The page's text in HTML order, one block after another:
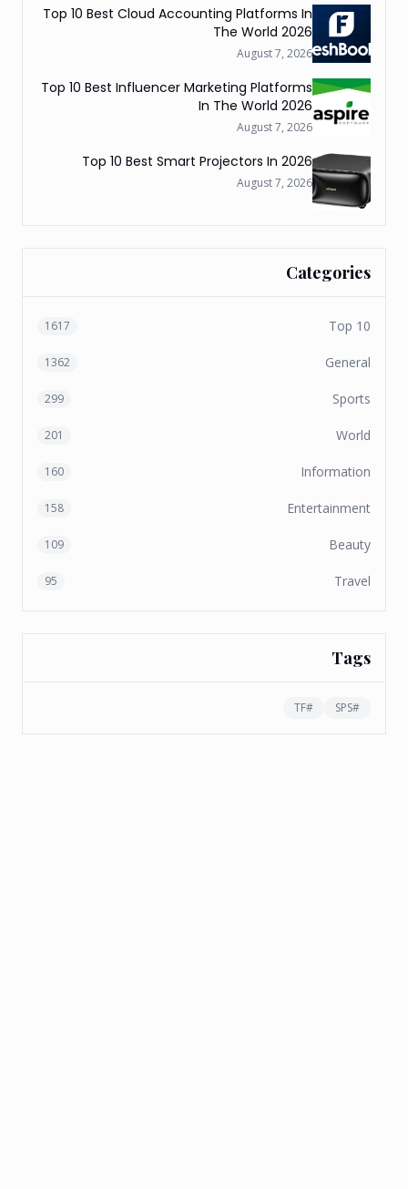
Top 10 Best Cloud Accounting Platforms In
The World 2026
August 7, 2026
Top 10 Best Influencer Marketing Platforms
In The World 2026
August 7, 2026
Top 10 Best Smart Projectors In 2026
August 7, 2026
Categories
Top 10
1617
General
1362
Sports
299
World
201
Information
160
Entertainment
158
Beauty
109
Travel
95
Tags
#
SPS
#
TF